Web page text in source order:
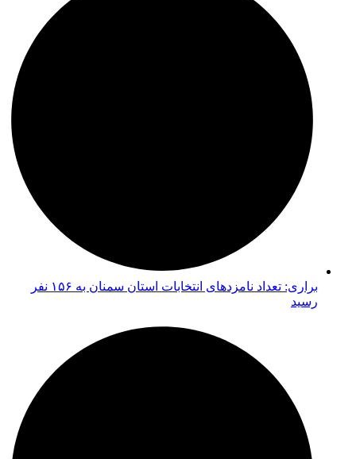
براری: تعداد نامزدهای انتخابات استان سمنان به ۱۵۶ نفر
رسید